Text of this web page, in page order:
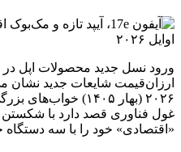
ارزان‌قیمت شایعات جدید نشان
۲۰۲۶ (بهار ۱۴۰۵)
غول فناوری قصد دارد با
«اقتصادی» خود را با سه